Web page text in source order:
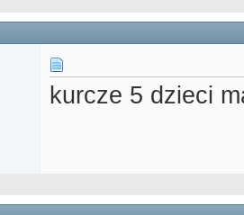
kurcze 5 dzieci